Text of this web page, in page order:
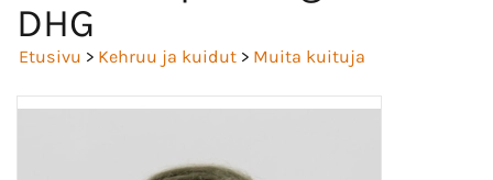
DHG
Etusivu > Kehruu ja kuidut > Muita kuituja